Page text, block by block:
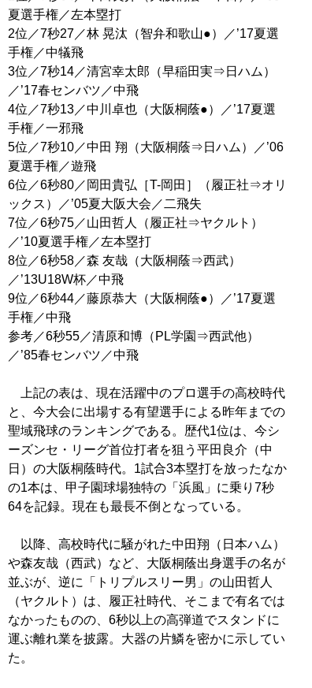
夏選手権／左本塁打
2位／7秒27／林 晃汰（智弁和歌山●）／’17夏選
手権／中犠飛
3位／7秒14／清宮幸太郎（早稲田実⇒日ハム）
／’17春センバツ／中飛
4位／7秒13／中川卓也（大阪桐蔭●）／’17夏選
手権／一邪飛
5位／7秒10／中田 翔（大阪桐蔭⇒日ハム）／’06
夏選手権／遊飛
6位／6秒80／岡田貴弘［T-岡田］（履正社⇒オリ
ックス）／’05夏大阪大会／二飛失
7位／6秒75／山田哲人（履正社⇒ヤクルト）
／’10夏選手権／左本塁打
8位／6秒58／森 友哉（大阪桐蔭⇒西武）
／’13U18W杯／中飛
9位／6秒44／藤原恭大（大阪桐蔭●）／’17夏選
手権／中飛
参考／6秒55／清原和博（PL学園⇒西武他）
／’85春センバツ／中飛
上記の表は、現在活躍中のプロ選手の高校時代
と、今大会に出場する有望選手による昨年までの
聖域飛球のランキングである。歴代1位は、今シ
ーズンセ・リーグ首位打者を狙う平田良介（中
日）の大阪桐蔭時代。1試合3本塁打を放ったなか
の1本は、甲子園球場独特の「浜風」に乗り7秒
64を記録。現在も最長不倒となっている。
以降、高校時代に騒がれた中田翔（日本ハム）
や森友哉（西武）など、大阪桐蔭出身選手の名が
並ぶが、逆に「トリプルスリー男」の山田哲人
（ヤクルト）は、履正社時代、そこまで有名では
なかったものの、6秒以上の高弾道でスタンドに
運ぶ離れ業を披露。大器の片鱗を密かに示してい
た。